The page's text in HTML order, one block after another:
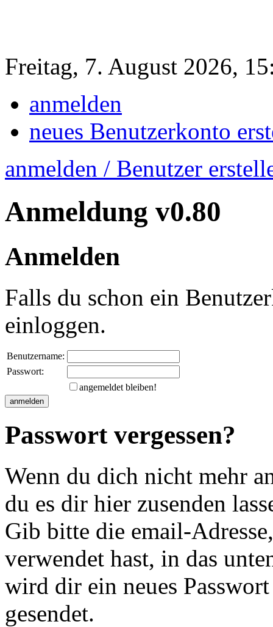
Freitag, 7. August 2026,
anmelden
neues Benutzerkonto
anmelden / Benutzer
Anmeldung v0.80
Anmelden
Falls du schon ein
einloggen.
Benutzername:
Passwort:
angemeldet bleiben!
Passwort vergessen?
Wenn du dich nicht mehr
du es dir hier zusenden
Gib bitte die email-
verwendet hast, in das
wird dir ein neues
gesendet.